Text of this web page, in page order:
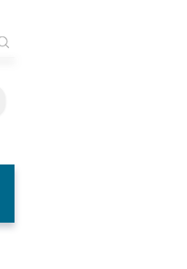
ve Uygulama Yöntemleri